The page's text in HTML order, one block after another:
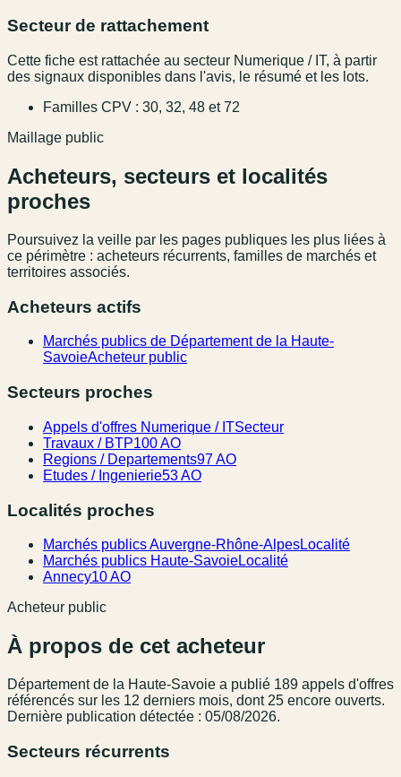
Secteur de rattachement
Cette fiche est rattachée au secteur Numerique / IT, à partir
des signaux disponibles dans l'avis, le résumé et les lots.
Familles CPV : 30, 32, 48 et 72
Maillage public
Acheteurs, secteurs et localités
proches
Poursuivez la veille par les pages publiques les plus liées à
ce périmètre : acheteurs récurrents, familles de marchés et
territoires associés.
Acheteurs actifs
Marchés publics de Département de la Haute-
SavoieAcheteur public
Secteurs proches
Appels d'offres Numerique / ITSecteur
Travaux / BTP100 AO
Regions / Departements97 AO
Etudes / Ingenierie53 AO
Localités proches
Marchés publics Auvergne-Rhône-AlpesLocalité
Marchés publics Haute-SavoieLocalité
Annecy10 AO
Acheteur public
À propos de cet acheteur
Département de la Haute-Savoie a publié 189 appel s d'offres
référencés sur les 12 derniers mois, dont 25 encore ouverts.
Dernière publication détectée : 05/08/2026.
Secteurs récurrents